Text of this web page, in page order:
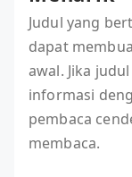
Judul yang
dapat
awal. Jika
informasi
pembaca
membaca.